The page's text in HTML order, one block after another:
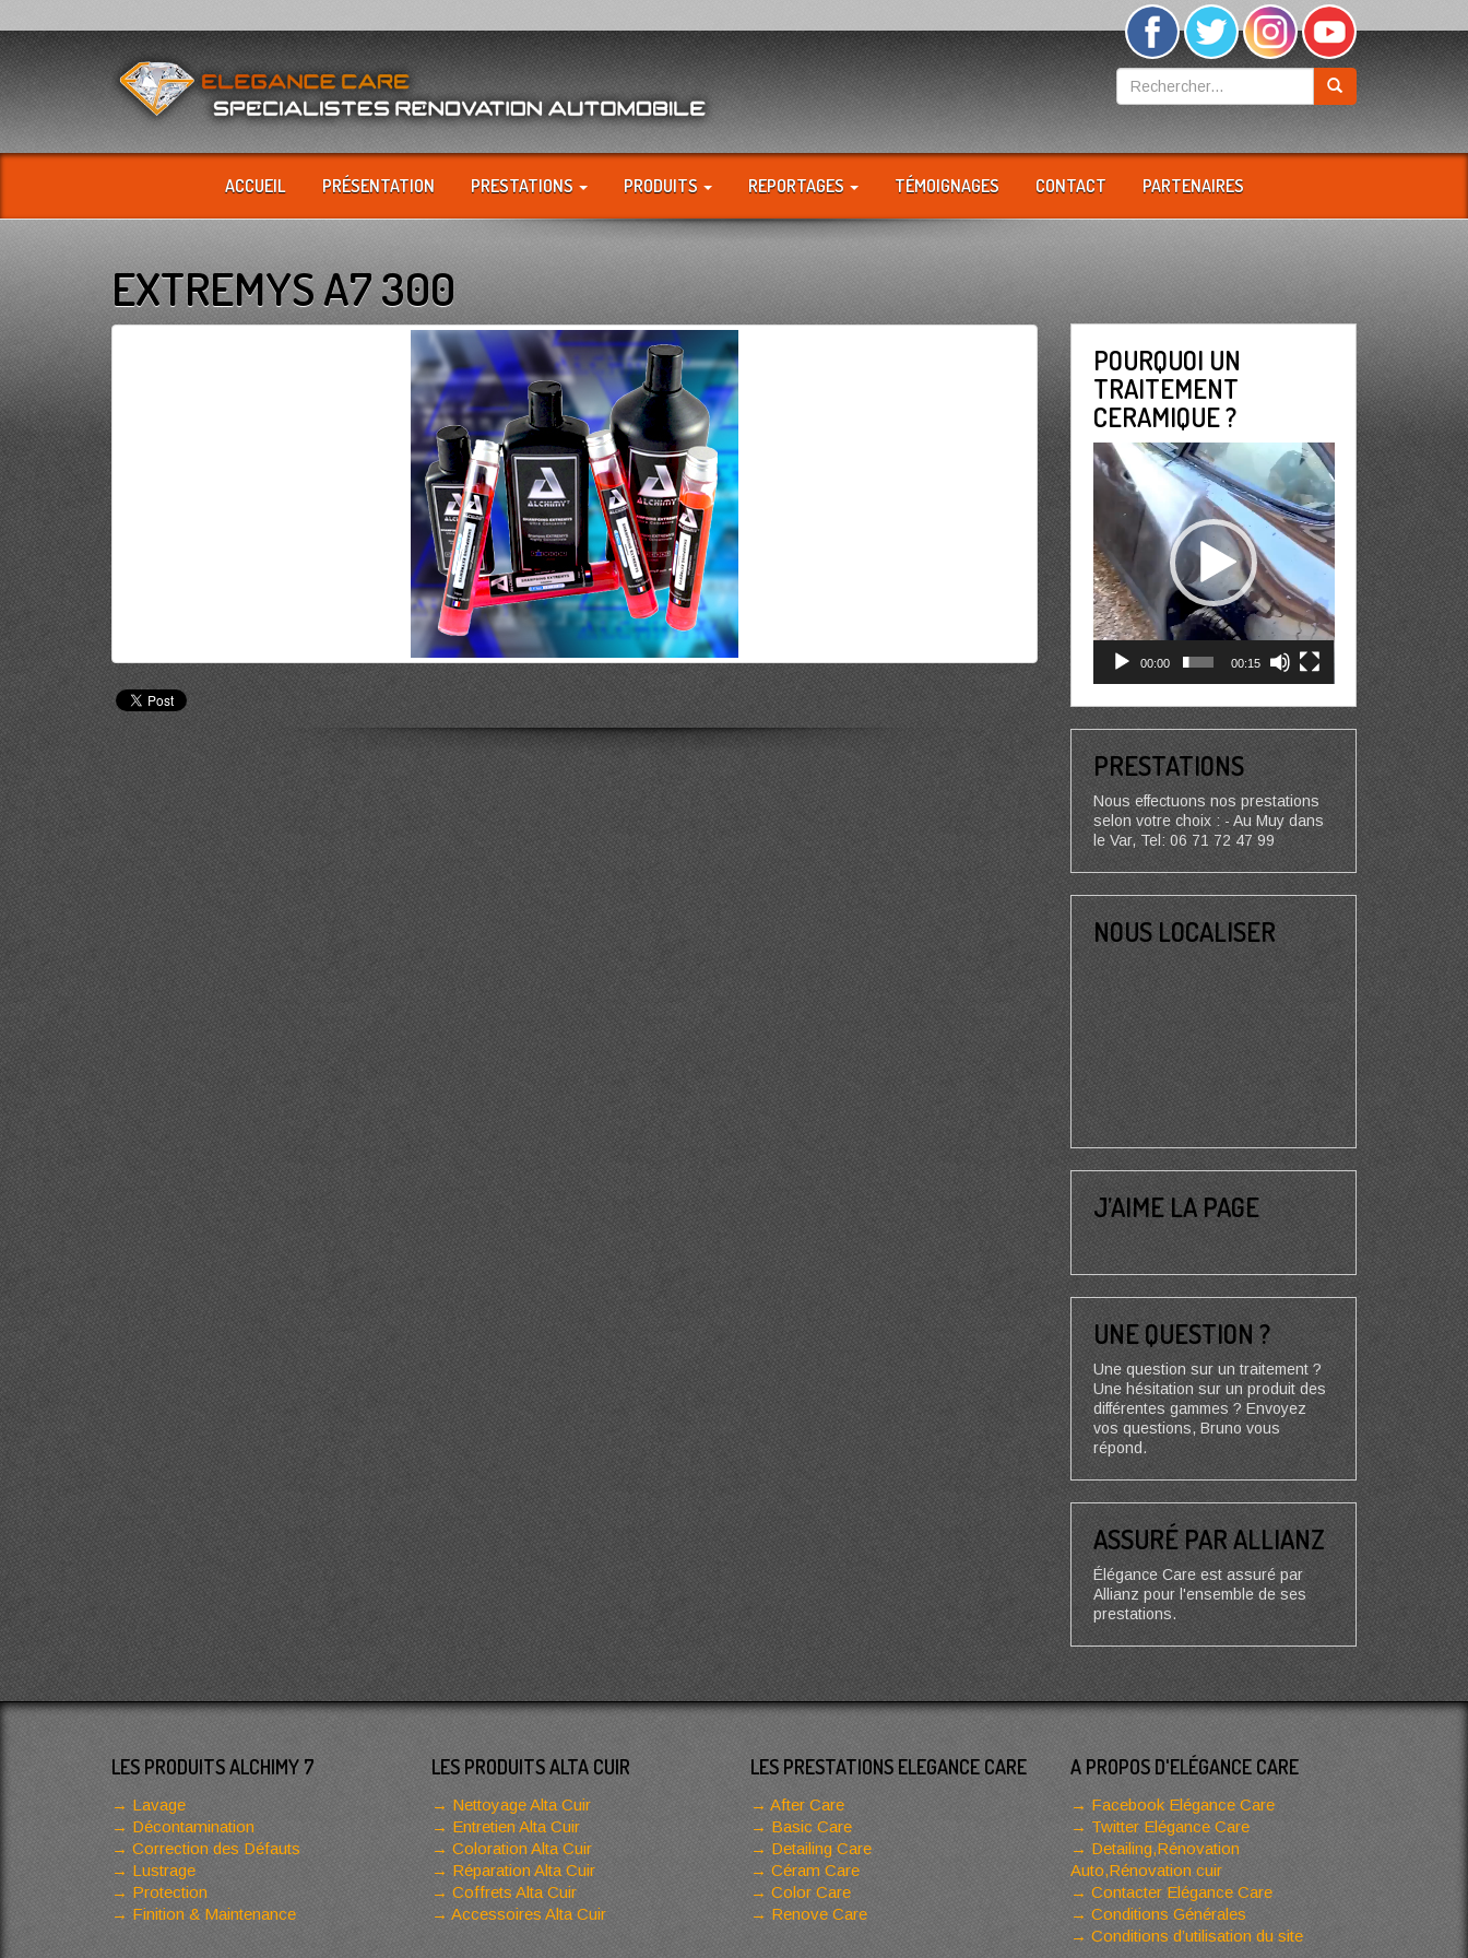
ACCUEIL PRÉSENTATION PRESTATIONS PRODUITS REPORTAGES TÉMOIGNAGES CONTACT PARTENAIRES
EXTREMYS A7 300
POURQUOI UN
TRAITEMENT
CERAMIQUE ?
Lecteur
vidéo
00:00 00:15
PRESTATIONS
Nous effectuons nos prestations
selon votre choix : - Au Muy dans
le Var, Tel: 06 71 72 47 99
NOUS LOCALISER
J’AIME LA PAGE
UNE QUESTION ?
Une question sur un traitement ?
Une hésitation sur un produit des
différentes gammes ? Envoyez
vos questions, Bruno vous
répond.
ASSURÉ PAR ALLIANZ
Élégance Care est assuré par
Allianz pour l'ensemble de ses
prestations.
LES PRODUITS ALCHIMY 7
Lavage
Décontamination
Correction des Défauts
Lustrage
Protection
Finition & Maintenance
LES PRODUITS ALTA CUIR
Nettoyage Alta Cuir
Entretien Alta Cuir
Coloration Alta Cuir
Réparation Alta Cuir
Coffrets Alta Cuir
Accessoires Alta Cuir
LES PRESTATIONS ELEGANCE CARE
After Care
Basic Care
Detailing Care
Céram Care
Color Care
Renove Care
A PROPOS D'ELÉGANCE CARE
Facebook Elégance Care
Twitter Elégance Care
Detailing,Rénovation
Auto,Rénovation cuir
Contacter Elégance Care
Conditions Générales
Conditions d’utilisation du site